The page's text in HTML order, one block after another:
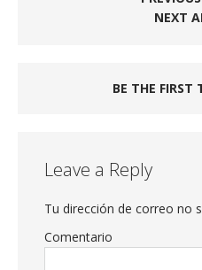
NEXT
BE THE FIRST
Leave a Reply
Tu dirección de correo no
Comentario